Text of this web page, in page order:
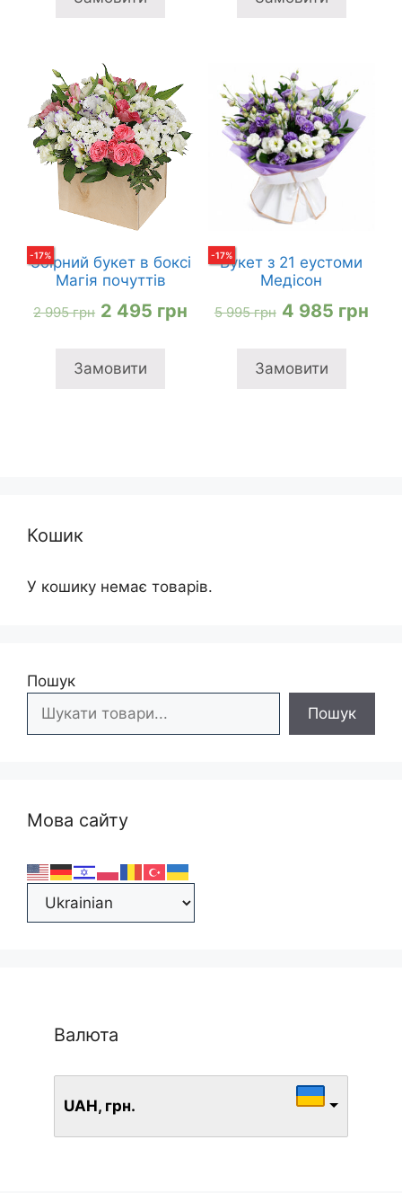
-17%
Збірний букет в боксі
Магія почуттів
2 995грн Оригінальна
2
2 495 грн Поточна
Замовити
-17%
Букет з 21 еустоми
Медісон
5 995грн Оригінальна
5
4 985 грн
Замовити
Кошик
У кошику немає товарів.
Пошук
Пошук
Мова сайту
Валюта
UAH, грн.